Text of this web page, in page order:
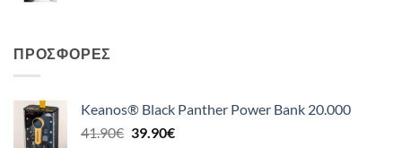
ΠΡΟΣΦΟΡΈΣ
Keanos® Black Panther Power Bank 20.000
41.90€ Original
39.90€Η